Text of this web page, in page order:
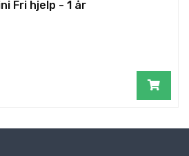
Fri hjelp - 1 år